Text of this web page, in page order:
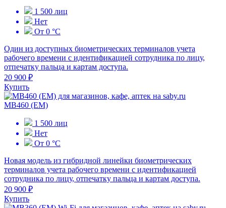
1 500 лиц
Нет
От 0 °С
Один из доступных биометрических терминалов учета
рабочего времени с идентификацией сотрудника по лицу,
отпечатку пальца и картам доступа.
20 900 ₽
Купить
MB460 (EM)
1 500 лиц
Нет
От 0 °С
Новая модель из гибридной линейки биометрических
терминалов учета рабочего времени с идентификацией
сотрудника по лицу, отпечатку пальца и картам доступа.
20 900 ₽
Купить